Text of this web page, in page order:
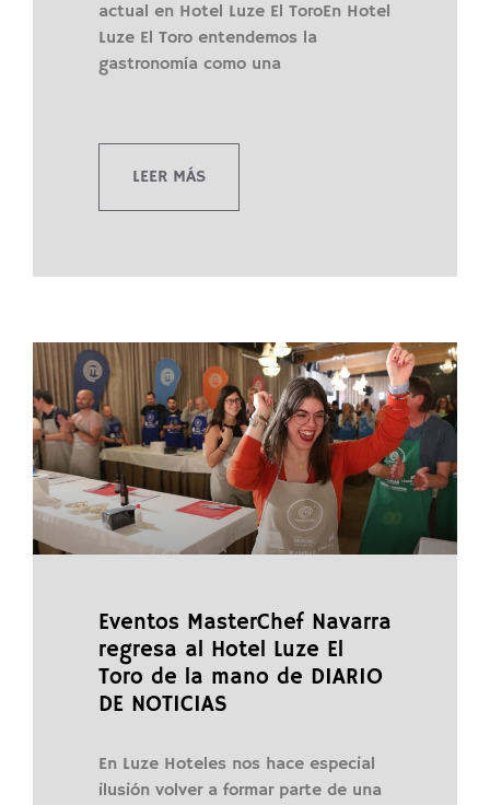
actual en Hotel Luze El ToroEn Hotel
Luze El Toro entendemos la
gastronomía como una
LEER MÁS
Eventos MasterChef Navarra
regresa al Hotel Luze El
Toro de la mano de DIARIO
DE NOTICIAS
En Luze Hoteles nos hace especial
ilusión volver a formar parte de una